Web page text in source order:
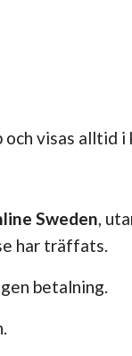
visas alltid i
Sweden,
har träffats.
betalning.